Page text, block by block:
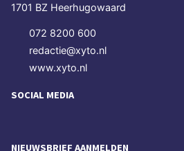
1701 BZ Heerhugowaard
072 8200 600
redactie@xyto.nl
www.xyto.nl
SOCIAL MEDIA
NIEUWSBRIEF AANMELDEN